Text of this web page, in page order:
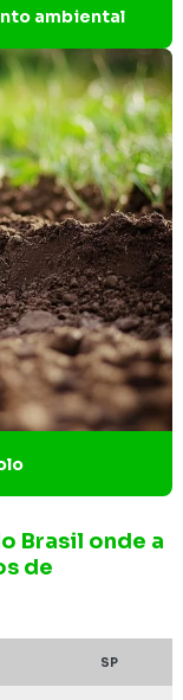
da
ambiental
Brasil onde a
de
SP